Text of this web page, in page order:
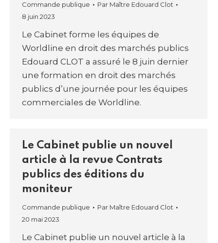
Commande publique Par Maître Edouard Clot
8 juin 2023
Le Cabinet forme les équipes de
Worldline en droit des marchés publics
Edouard CLOT a assuré le 8 juin dernier
une formation en droit des marchés
publics d’une journée pour les équipes
commerciales de Worldline.
Le Cabinet publie un nouvel
article à la revue Contrats
publics des éditions du
moniteur
Commande publique Par Maître Edouard Clot
20 mai 2023
Le Cabinet publie un nouvel article à la